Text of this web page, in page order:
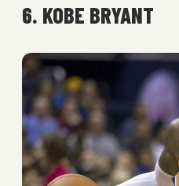
6. KOBE BRYANT